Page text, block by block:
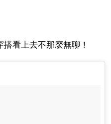
看上去不那麼無聊！